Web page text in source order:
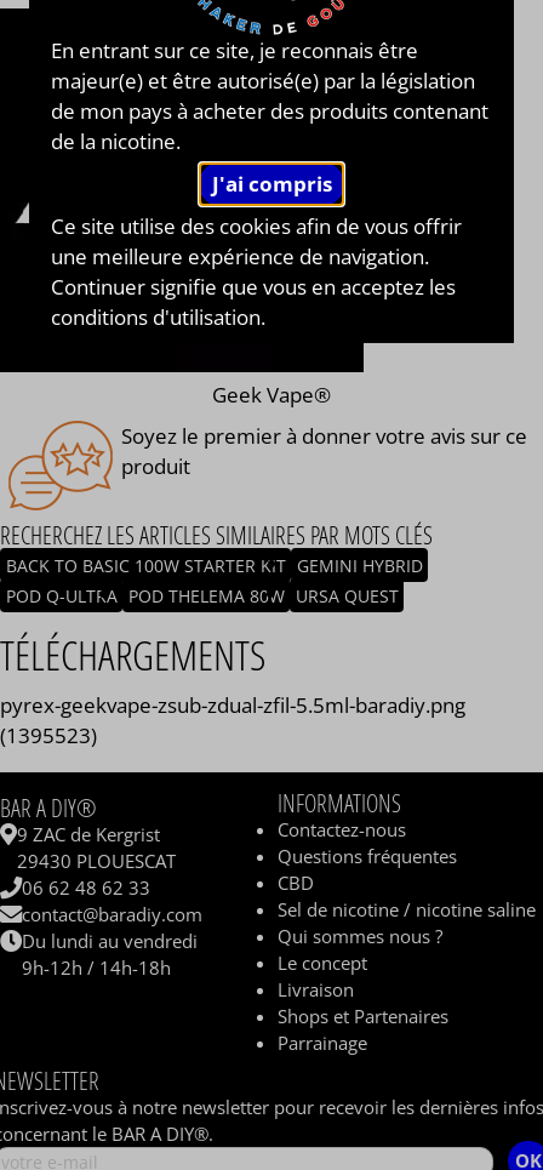
TÉLÉCHARGEMENTS
pyrex-geekvape-zsub-zdual-zfil-5.5ml-baradiy.png
(1395523)
Geek Vape®
Soyez le premier à donner votre avis sur ce
produit
RECHERCHEZ LES ARTICLES SIMILAIRES PAR MOTS CLÉS
BACK TO BASIC 100W STARTER KIT GEMINI HYBRID
POD Q-ULTRA POD THELEMA 80W URSA QUEST
BAR A DIY®
9 ZAC de Kergrist
29430 PLOUESCAT
06 62 48 62 33
contact@baradiy.com
Du lundi au vendredi
9h-12h / 14h-18h
INFORMATIONS
Contactez-nous
Questions fréquentes
CBD
Sel de nicotine / nicotine saline
Qui sommes nous ?
Le concept
Livraison
Shops et Partenaires
Parrainage
vous à notre newsletter pour recevoir les dernières
le BAR A DIY®.
OK
En entrant sur ce site, je reconnais être
majeur(e) et être autorisé(e) par la législation
de mon pays à acheter des produits contenant
de la nicotine.
Ce site utilise des cookies afin de vous offrir
une meilleure expérience de navigation.
Continuer signifie que vous en acceptez les
conditions d'utilisation.